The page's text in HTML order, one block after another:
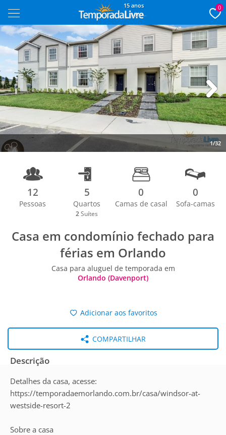
15 anos 0
1/32
Next
12
Pessoas
5
Quartos
2 Suítes
0
Camas de casal
0
Sofa-camas
Casa em condomínio fechado para
férias em Orlando
Casa para aluguel de temporada em
Orlando (Davenport)
Adicionar aos favoritos
COMPARTILHAR
Descrição
Detalhes da casa, acesse:
https://temporadaemorlando.com.br/casa/windsor-at-
westside-resort-2
Sobre a casa